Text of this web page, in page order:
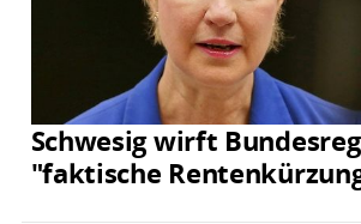
Schwesig wirft
"faktische